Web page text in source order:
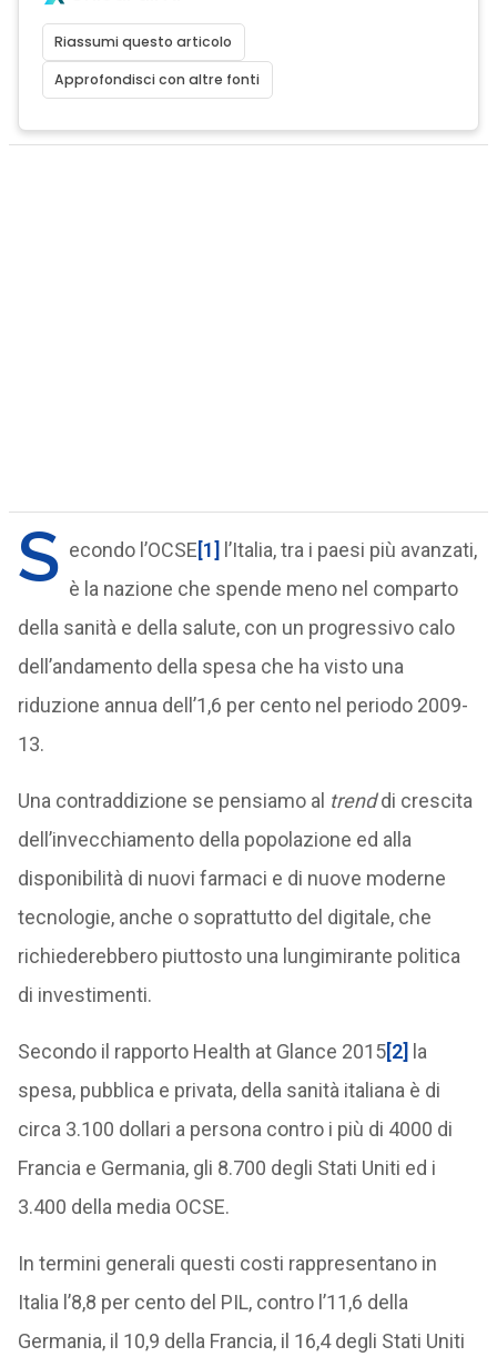
Riassumi questo articolo
Approfondisci con altre fonti
S econdo l’OCSE[1] l’Italia, tra i paesi più avanzati,
è la nazione che spende meno nel comparto
della sanità e della salute, con un progressivo calo
dell’andamento della spesa che ha visto una
riduzione annua dell’1,6 per cento nel periodo 2009-
13.
Una contraddizione se pensiamo al trenddi crescita
dell’invecchiamento della popolazione ed alla
disponibilità di nuovi farmaci e di nuove moderne
tecnologie, anche o soprattutto del digitale, che
richiederebbero piuttosto una lungimirante politica
di investimenti.
Secondo il rapporto Health at Glance 2015[2] la
spesa, pubblica e privata, della sanità italiana è di
circa 3.100 dollari a persona contro i più di 4000 di
Francia e Germania, gli 8.700 degli Stati Uniti ed i
3.400 della media OCSE.
In termini generali questi costi rappresentano in
Italia l’8,8 per cento del PIL, contro l’11,6 della
Germania, il 10,9 della Francia, il 16,4 degli Stati Uniti